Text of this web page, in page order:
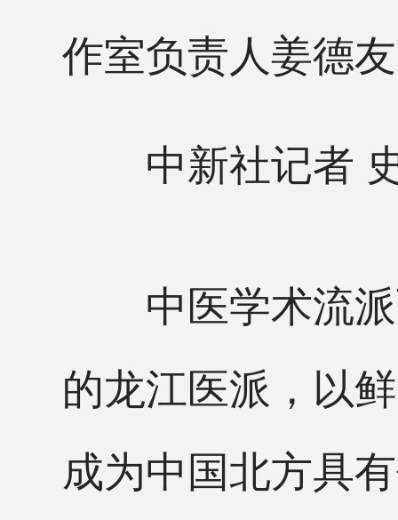
作室负责人姜德友
中新社记者
中医学术流派
的龙江医派，以
成为中国北方具